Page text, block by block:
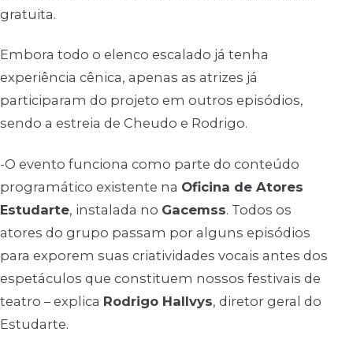
gratuita.
Embora todo o elenco escalado já tenha
experiência cênica, apenas as atrizes já
participaram do projeto em outros episódios,
sendo a estreia de Cheudo e Rodrigo.
-O evento funciona como parte do conteúdo
programático existente na Oficina de Atores
Estudarte, instalada no Gacemss. Todos os
atores do grupo passam por alguns episódios
para exporem suas criatividades vocais antes dos
espetáculos que constituem nossos festivais de
teatro – explica Rodrigo Hallvys, diretor geral do
Estudarte.